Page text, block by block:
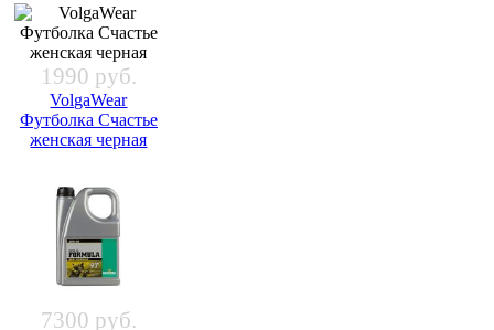
1990 руб.
VolgaWear
Футболка Cчастье
женская черная
7300 руб.